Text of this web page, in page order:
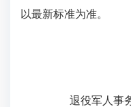
以最新标准为准。
退役军人事